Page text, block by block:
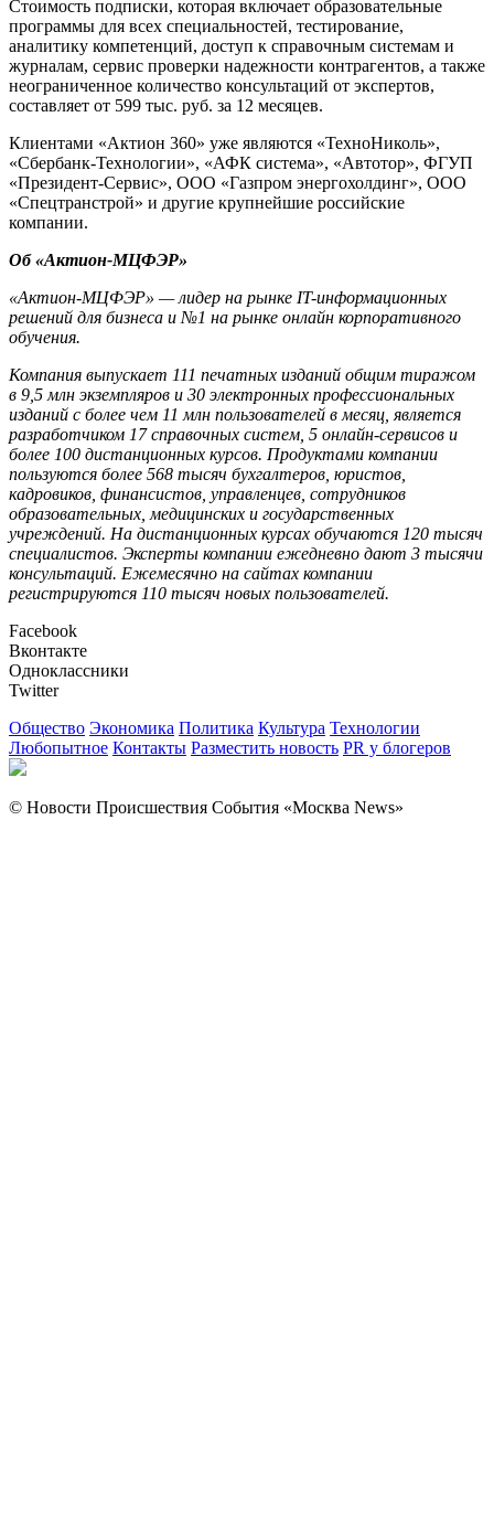
Стоимость подписки, которая включает образовательные
программы для всех специальностей, тестирование,
аналитику компетенций, доступ к справочным системам и
журналам, сервис проверки надежности контрагентов, а также
неограниченное количество консультаций от экспертов,
составляет от 599 тыс. руб. за 12 месяцев.
Клиентами «Актион 360» уже являются «ТехноНиколь»,
«Сбербанк-Технологии», «АФК система», «Автотор», ФГУП
«Президент-Сервис», ООО «Газпром энергохолдинг», ООО
«Спецтранстрой» и другие крупнейшие российские
компании.
Об «Актион-МЦФЭР»
«Актион-МЦФЭР» — лидер на рынке IT-информационных
решений для бизнеса и №1 на рынке онлайн корпоративного
обучения.
Компания выпускает 111 печатных изданий общим тиражом
в 9,5 млн экземпляров и 30 электронных профессиональных
изданий с более чем 11 млн пользователей в месяц, является
разработчиком 17 справочных систем, 5 онлайн-сервисов и
более 100 дистанционных курсов. Продуктами компании
пользуются более 568 тысяч бухгалтеров, юристов,
кадровиков, финансистов, управленцев, сотрудников
образовательных, медицинских и государственных
учреждений. На дистанционных курсах обучаются 120 тысяч
специалистов. Эксперты компании ежедневно дают 3 тысячи
консультаций. Ежемесячно на сайтах компании
регистрируются 110 тысяч новых пользователей.
Facebook
Вконтакте
Одноклассники
Twitter
Общество Экономика Политика Культура Технологии
Любопытное Контакты Разместить новость PR у блогеров
© Новости Происшествия События «Москва News»